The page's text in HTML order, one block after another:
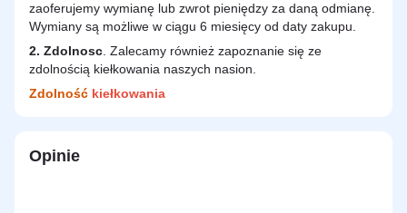
zaoferujemy wymianę lub zwrot pieniędzy za daną odmianę.
Wymiany są możliwe w ciągu 6 miesięcy od daty zakupu.
2. Zdolnosc . Zalecamy również zapoznanie się ze
zdolnością kiełkowania naszych nasion.
Zdolność kiełkowania
Opinie